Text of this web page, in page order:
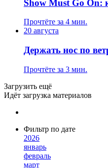
Show Must Go On:
Прочтёте за 4 мин.
20 августа
Держать нос по
Прочтёте за 3 мин.
Загрузить ещё
Идёт загрузка материалов
Фильтр по дате
2026
январь
февраль
март